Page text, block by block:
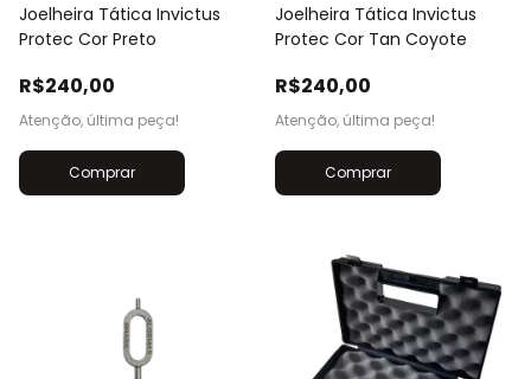
Joelheira Tática Invictus
Protec Cor Preto
R$240,00
Atenção, última peça!
Joelheira Tática Invictus
Protec Cor Tan Coyote
R$240,00
Atenção, última peça!